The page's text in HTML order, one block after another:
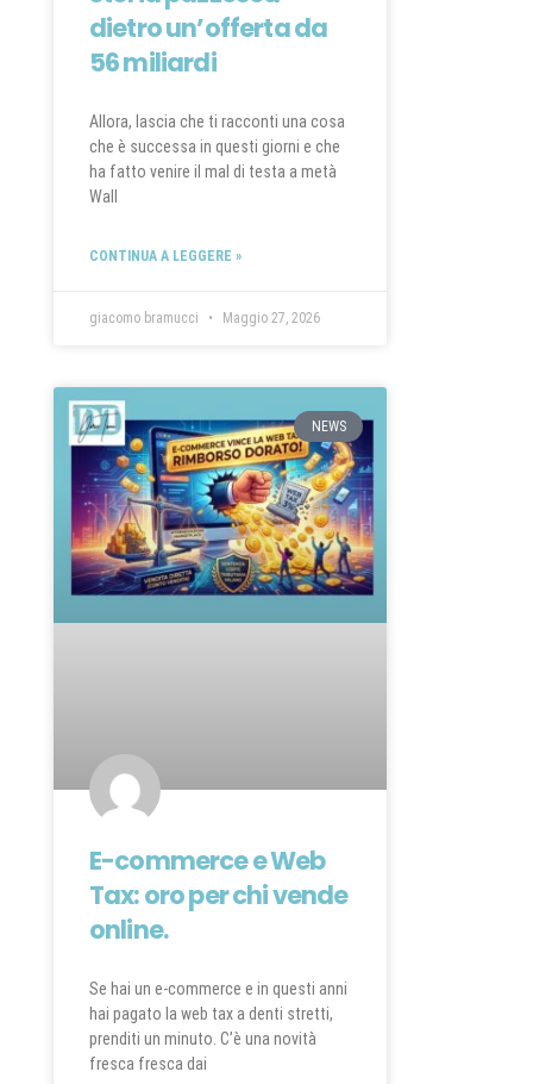
dietro un’offerta da
56 miliardi
Allora, lascia che ti racconti una cosa
che è successa in questi giorni e che
ha fatto venire il mal di testa a metà
Wall
CONTINUA A LEGGERE »
giacomo bramucci Maggio 27, 2026
NEWS
E-commerce e Web
Tax: oro per chi vende
online.
Se hai un e-commerce e in questi anni
hai pagato la web tax a denti stretti,
prenditi un minuto. C’è una novità
fresca fresca dai